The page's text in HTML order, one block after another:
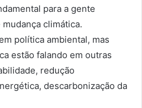
para a gente
climática.
política ambiental, mas
estão falando em outras
redução
descarbonização da